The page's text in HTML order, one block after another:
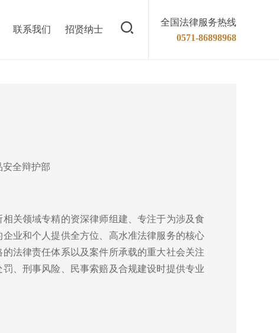
全国法律服务热线
0571-86898968
联系我们 招贤纳士
全辩护部
关领域专精的资深律师组建、专注于为涉及食
业和个人提供全方位、高水准法律服务的核心
法律责任体系以及案件所承载的重大社会关注
、刑事风险、民事索赔及合规建设时提供专业